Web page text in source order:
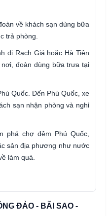
về khách sạn dùng bữa
trả phòng.
đi Rạch Giá hoặc Hà Tiên
đoàn dùng bữa trưa tại
Quốc. Đến Phú Quốc, xe
sạn nhận phòng và nghỉ
phá chợ đêm Phú Quốc,
sản địa phương như nước
làm quà.
ĐẢO - BÃI SAO -